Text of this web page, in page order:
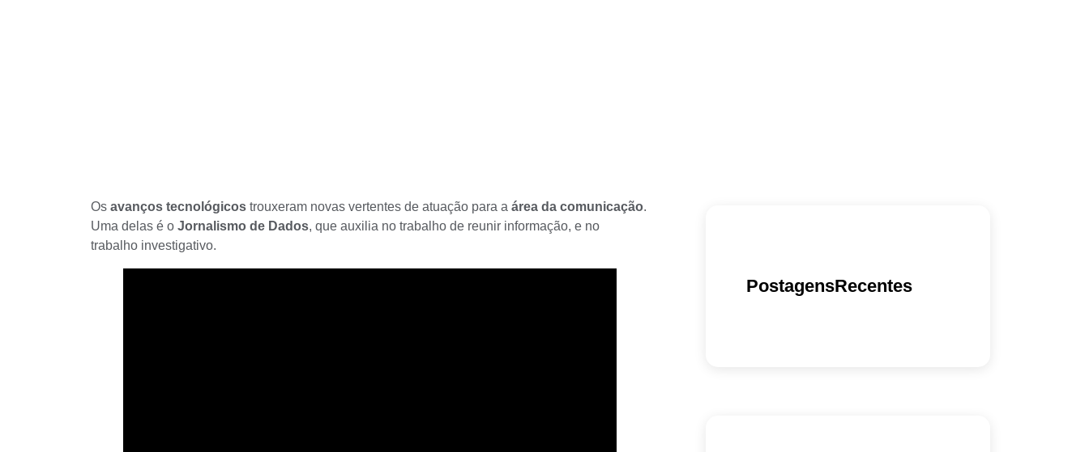
Os avanços tecnológicos trouxeram novas vertentes de atuação para a área da comunicação.
Uma delas é o Jornalismo de Dados, que auxilia no trabalho de reunir informação, e no
trabalho investigativo.
PostagensRecentes